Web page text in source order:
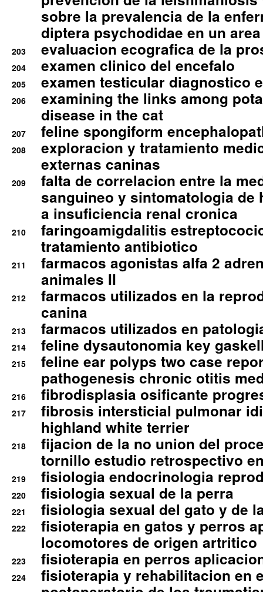
sobre la prevalencia de la
diptera psychodidae en un
203 evaluacion ecografica de la
204 examen clinico del encefalo
205 examen testicular diagnostico
206
examining the links among
disease in the cat
207 feline spongiform
208
exploracion y tratamiento
externas caninas
209
falta de correlacion entre la
sanguineo y sintomatologia de
a insuficiencia renal cronica
210
faringoamigdalitis
tratamiento antibiotico
211
farmacos agonistas alfa 2
animales II
212
farmacos utilizados en la
canina
213 farmacos utilizados en
214 feline dysautonomia key
215
feline ear polyps two case
pathogenesis chronic otitis
216 fibrodisplasia osificante
217
fibrosis intersticial pulmonar
highland white terrier
218
fijacion de la no union del
tornillo estudio retrospectivo
219 fisiologia endocrinologia
220 fisiologia sexual de la perra
221 fisiologia sexual del gato y de
222
fisioterapia en gatos y perros
locomotores de origen artritico
223 fisioterapia en perros
224
fisioterapia y rehabilitacion en